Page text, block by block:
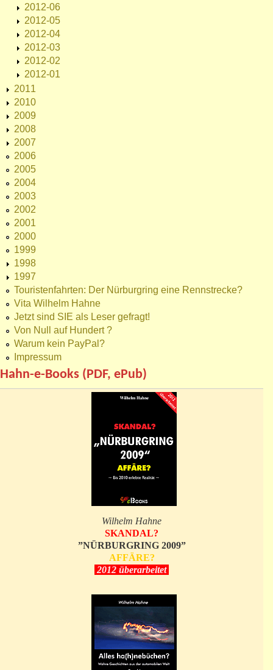
2012-06
2012-05
2012-04
2012-03
2012-02
2012-01
2011
2010
2009
2008
2007
2006
2005
2004
2003
2002
2001
2000
1999
1998
1997
Touristenfahrten: Der Nürburgring eine Rennstrecke?
Vita Wilhelm Hahne
Jetzt sind SIE als Leser gefragt!
Von Null auf Hundert ?
Warum kein PayPal?
Impressum
Hahn-e-Books (PDF, ePub)
Wilhelm Hahne
SKANDAL?
”NÜRBURGRING 2009”
AFFÄRE?
2012 überarbeitet